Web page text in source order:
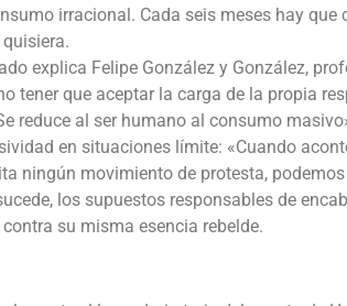
irracional. Cada seis meses hay que
explica Felipe González y González,
tener que aceptar la carga de la propia
reduce al ser humano al consumo
en situaciones límite: «Cuando
ningún movimiento de protesta,
los supuestos responsables de
su misma esencia rebelde.